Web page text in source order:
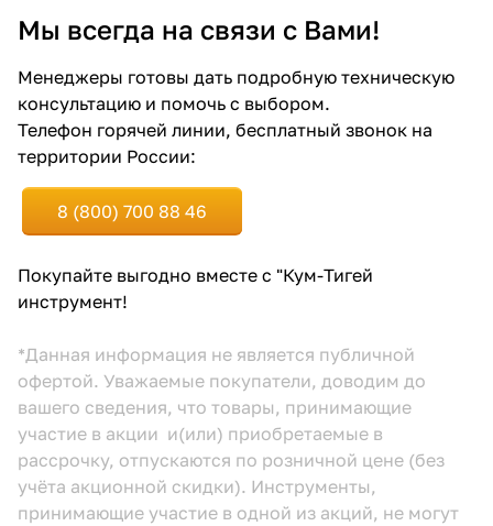
Мы всегда на связи с Вами!
Менеджеры готовы дать подробную техническую
консультацию и помочь с выбором.
Телефон горячей линии, бесплатный звонок на
территории России:
8 (800) 700 88 46
Покупайте выгодно вместе с "Кум-Тигей
инструмент!
*Данная информация не является публичной
офертой. Уважаемые покупатели, доводим до
вашего сведения, что товары, принимающие
участие в акции и(или) приобретаемые в
рассрочку, отпускаются по розничной цене (без
учёта акционной скидки). Инструменты,
принимающие участие в одной из акций, не могут